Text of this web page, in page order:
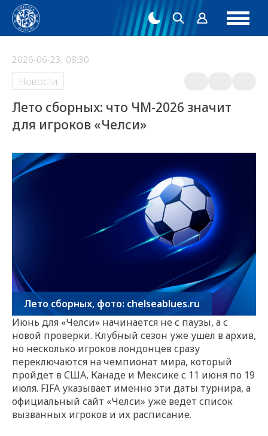
2026-06-23, 08:30
Новости
Лето сборных: что ЧМ-2026 значит
для игроков «Челси»
Лето сборных, фото: chelseablues.ru
Июнь для «Челси» начинается не с паузы, а с
новой проверки. Клубный сезон уже ушел в архив,
но несколько игроков лондонцев сразу
переключаются на чемпионат мира, который
пройдет в США, Канаде и Мексике с 11 июня по 19
июля. FIFA указывает именно эти даты турнира, а
официальный сайт «Челси» уже ведет список
вызванных игроков и их расписание.